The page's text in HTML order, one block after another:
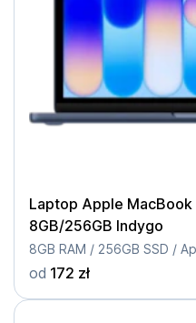
Laptop Apple
8GB/256GB Indygo
8GB RAM / 256GB SSD /
od 172 zł